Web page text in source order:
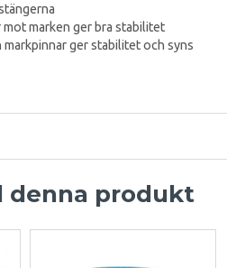
marken ger bra stabilitet
ger stabilitet och syns
denna produkt